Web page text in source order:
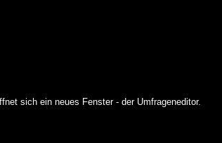
sich ein neues Fenster - der Umfrageneditor.